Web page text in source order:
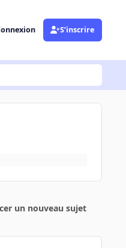
S’inscrire
un nouveau sujet